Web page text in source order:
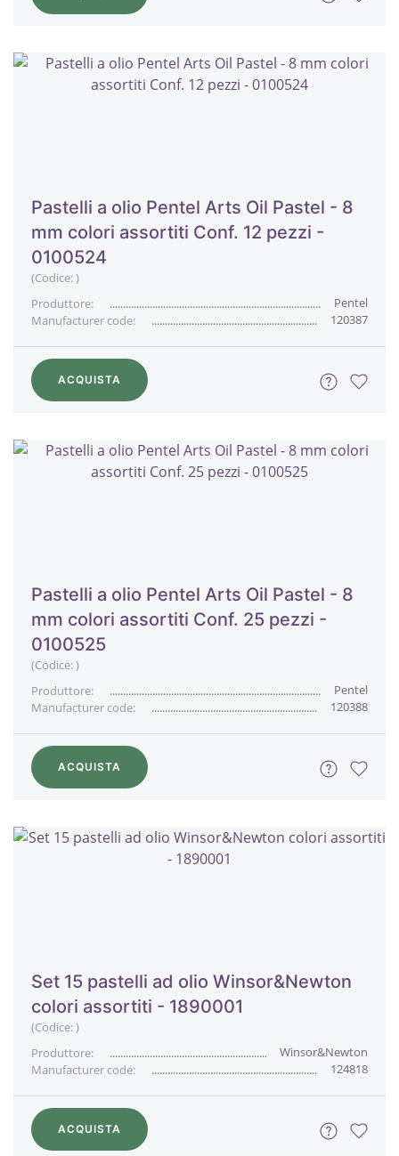
Pastelli a olio Pentel Arts Oil Pastel - 8
mm colori assortiti Conf. 12 pezzi -
0100524
(Codice:)
Produttore:
Pentel
Manufacturer code:
120387
ACQUISTA
Pastelli a olio Pentel Arts Oil Pastel - 8
mm colori assortiti Conf. 25 pezzi -
0100525
(Codice:)
Produttore:
Pentel
Manufacturer code:
120388
ACQUISTA
Set 15 pastelli ad olio Winsor&Newton
colori assortiti - 1890001
(Codice:)
Produttore:
Winsor&Newton
Manufacturer code:
124818
ACQUISTA